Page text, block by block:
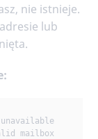
nie istnieje.
lub